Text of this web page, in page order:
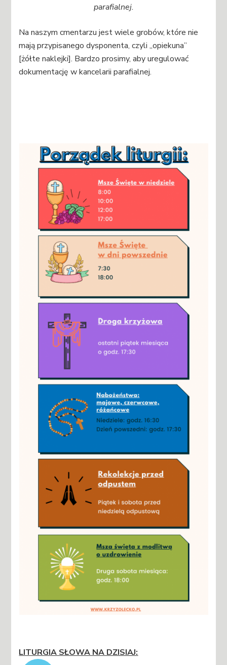
parafialnej.
Na naszym cmentarzu jest wiele grobów, które nie
mają przypisanego dysponenta, czyli „opiekuna”
[żółte naklejki]. Bardzo prosimy, aby uregulować
dokumentację w kancelarii parafialnej.
LITURGIA SŁOWA NA DZISIAJ: